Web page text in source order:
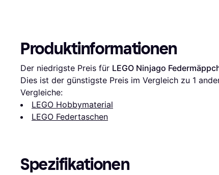
Produktinformationen
Der niedrigste Preis für LEGO Ninjago
Dies ist der günstigste Preis im Vergleich zu 1
Vergleiche:
LEGO Hobbymaterial
LEGO Federtaschen
Spezifikationen